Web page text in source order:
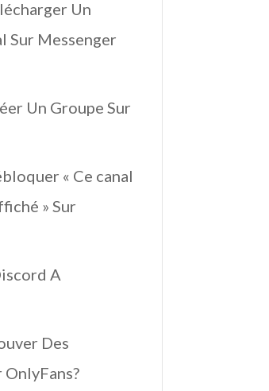
Un
Sur Messenger
Un Groupe Sur
« Ce canal
» Sur
A
Des
OnlyFans?